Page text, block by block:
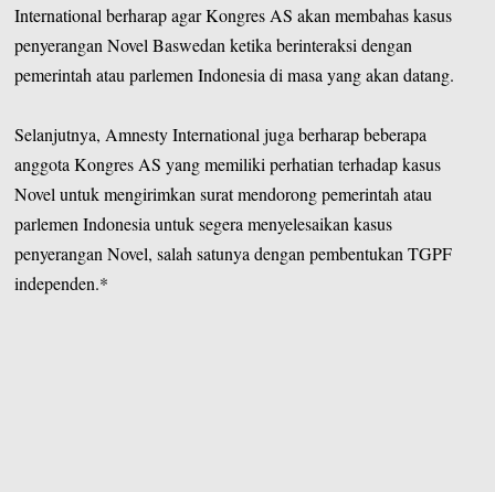
International berharap agar Kongres AS akan membahas kasus
penyerangan Novel Baswedan ketika berinteraksi dengan
pemerintah atau parlemen Indonesia di masa yang akan datang.
Selanjutnya, Amnesty International juga berharap beberapa
anggota Kongres AS yang memiliki perhatian terhadap kasus
Novel untuk mengirimkan surat mendorong pemerintah atau
parlemen Indonesia untuk segera menyelesaikan kasus
penyerangan Novel, salah satunya dengan pembentukan TGPF
independen.*